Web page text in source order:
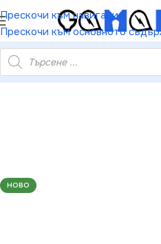
Прескочи към навигация
Прескочи към основното
като Пендел
НОВО